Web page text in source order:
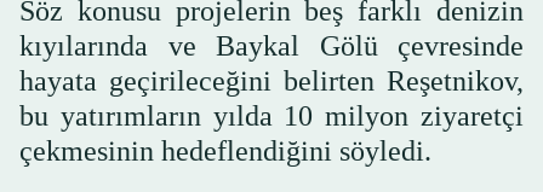
Söz konusu projelerin beş farklı denizin
kıyılarında ve Baykal Gölü çevresinde
hayata geçirileceğini belirten Reşetnikov,
bu yatırımların yılda 10 milyon ziyaretçi
çekmesinin hedeflendiğini söyledi.